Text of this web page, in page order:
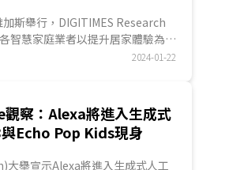
斯舉行，DIGITIMES Research
智慧家庭業者以提升居家體驗為展
2024-01-22
察：Alexa將進入生成式
Echo Pop Kids現身
舉宣示Alexa將進入生成式人工